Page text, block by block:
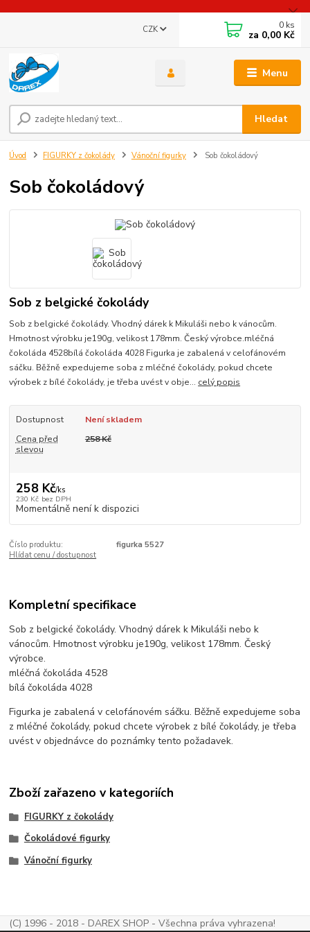
Menu
CZK
Hledat
0 ks
za 0,00 Kč
Úvod FIGURKY z čokolády Vánoční figurky Sob čokoládový
Sob čokoládový
Sob z belgické čokolády
Sob z belgické čokolády. Vhodný dárek k Mikuláši nebo k vánocům.
Hmotnost výrobku je190g, velikost 178mm. Český výrobce.mléčná
čokoláda 4528bílá čokoláda 4028 Figurka je zabalená v celofánovém
sáčku. Běžně expedujeme soba z mléčné čokolády, pokud chcete
výrobek z bílé čokolády, je třeba uvést v obje... celý popis
Dostupnost
Není skladem
Cena před
slevou
258 Kč
258 Kč/ks
230 Kč bez DPH
Momentálně není k dispozici
Číslo produktu:
figurka 5527
Hlídat cenu / dostupnost
Kompletní specifikace
Sob z belgické čokolády. Vhodný dárek k Mikuláši nebo k
vánocům. Hmotnost výrobku je190g, velikost 178mm. Český
výrobce.
mléčná čokoláda 4528
bílá čokoláda 4028
Figurka je zabalená v celofánovém sáčku. Běžně expedujeme soba
z mléčné čokolády, pokud chcete výrobek z bílé čokolády, je třeba
uvést v objednávce do poznámky tento požadavek.
Zboží zařazeno v kategoriích
FIGURKY z čokolády
Čokoládové figurky
Vánoční figurky
(C) 1996 - 2018 - DAREX SHOP - Všechna práva vyhrazena!